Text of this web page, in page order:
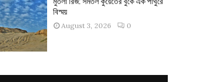
বিস্ময়
August 3, 2026 0